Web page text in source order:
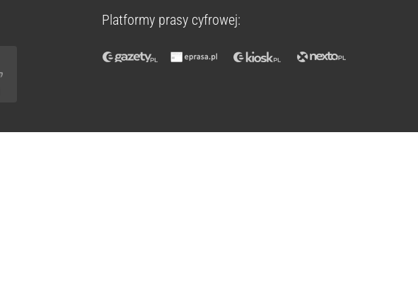
Platformy prasy cyfrowej: